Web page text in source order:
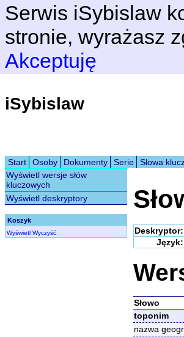
Serwis iSybislaw
stronie, wyrażasz
Akceptuję
iSybislaw
Start Osoby Dokumenty Serie Słowa
Wyświetl wersje słów
kluczowych
Wyświetl deskryptory
Koszyk
Wyświetl Wyczyść Deskryptor:
Język:
Słowo
toponim
nazwa